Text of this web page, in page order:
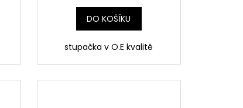
DO KOŠÍKU
stupačka v O.E kvalitě